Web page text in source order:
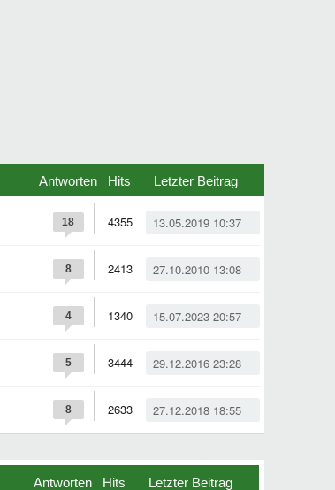
Hits
Antworten Letzter Beitrag
13.05.2019 10:37
4355
18
27.10.2010 13:08
2413
8
15.07.2023 20:57
1340
4
29.12.2016 23:28
3444
5
27.12.2018 18:55
2633
8
Hits
Antworten Letzter Beitrag